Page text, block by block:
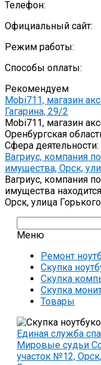
Телефон:
Официальный сайт:
Режим работы:
Способы оплаты:
Рекомендуем
Mobi711, магазин
Гагарина, 29/2
Mobi711, магазин
Оренбургская
Сфера деятельности:
Вагриус, компания
имущества, Орск,
Вагриус, компания
имущества
Орск, улица
Меню
Ремонт
Скупка
Скупка
Скупка
Товары
Единая служба
Мировые судьи
участок №12,